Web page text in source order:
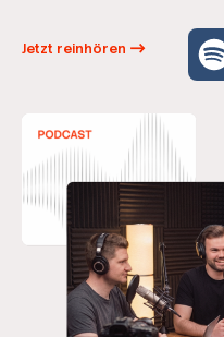
Jetzt reinhören